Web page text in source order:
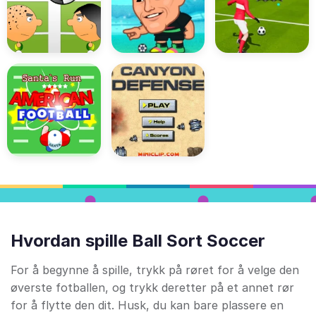
Hvordan spille Ball Sort Soccer
For å begynne å spille, trykk på røret for å velge den
øverste fotballen, og trykk deretter på et annet rør
for å flytte den dit. Husk, du kan bare plassere en